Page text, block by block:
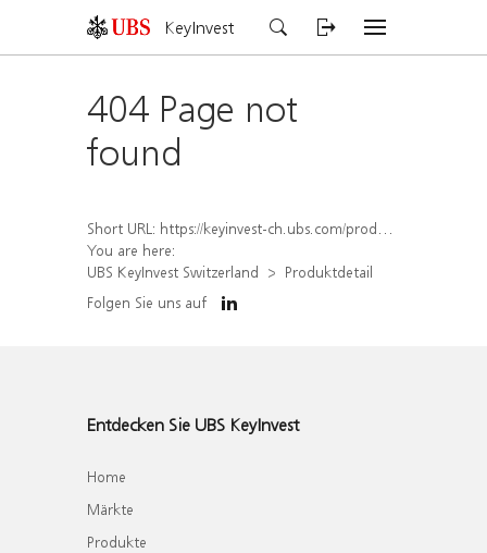
KeyInvest
404 Page not
found
Short URL: https://keyinvest-ch.ubs.com/produkt/detail/index/isin/CH1567049916
You are here:
UBS KeyInvest Switzerland
Produktdetail
Folgen Sie uns auf
Entdecken Sie UBS KeyInvest
Home
Märkte
Produkte